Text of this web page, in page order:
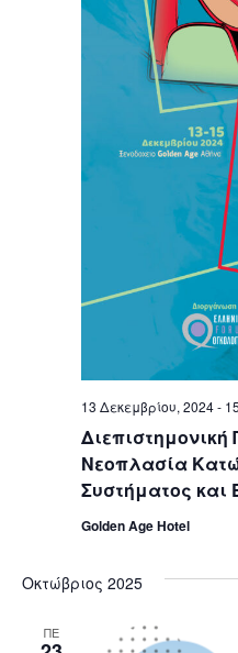
Νεοπλασία
Συστήματος
13 Δεκεμβρίου, 2024-
Golden Age Hotel
Οκτώβριος 2025
ΠΕ